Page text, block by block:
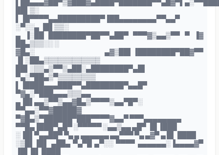
██▌▒░
▌▐█▀▀▀▀▄▄█████████▀▐██▄▄▄▄▄▄▄▄▀▀▄▄▀
░▀░░▄ ▐█▌▒▒░
▄ ▐░██ ████████▀██▀▀▄██▀ ▀▀▀▓▒▄▄▒▀▀ ▀ ▐▓
██▄▒▒▒░░ ░
▓█▄░ ▄▓▒██▌▐████████▀██▓▀▀
▐▌░██▄▒▒▒▒▒▒▒▒▒▒▒▒
██▌░▒▒▄▒▀▀▒▄██░▄████████▀▄█▌
▀▄░▀██▄▒▀▒▒▒▒▒▒▒▒
▌▐████▄▄▄███▀▀▄████████▀▄▄█▀
▀▓▄░▀███▄▄▄▒▒▒▄▄
▄▐█▌▄▄▒▀▀▒▄▄▓█▄▒▀▀▀▀▒▄▄▀█▀░
▀▀▄▄░▀▀▓█████▓
▀▓█▄▒▀██████▀███▀▀▀▀▓▄▄▀ ▀▀▀▄▄▄▄▄▄▄▄
▀▀█▄▐███▀▄█▀ ░▀▀▀▀▀ ░▄▄▒▄▄ ▄█▀ ▐█ ▐███
░▐█▌▀▄▄██▀ ▀▄ ▄ ▄▄▄▄▄▄ ▄▄▀▀▀ ▀▄ ▄▓▀ ▄ █▌ ████
░▒█▌▐█▌ ▄██▄ ▀▄▀█ ▄▀░░ ▀▀▀▀ ▄▄▄▄▄▄░▐▄▄▄▄▓▀